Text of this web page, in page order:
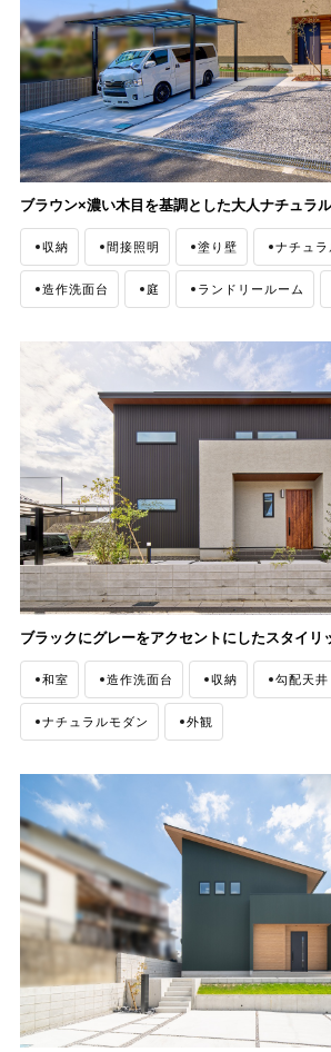
ブラウン×濃い木目を基調とした大人ナチュラ
収納 間接照明 塗り壁 ナチュラ
造作洗面台 庭 ランドリールーム
ブラックにグレーをアクセントにしたスタイリ
和室 造作洗面台 収納 勾配天井
ナチュラルモダン 外観